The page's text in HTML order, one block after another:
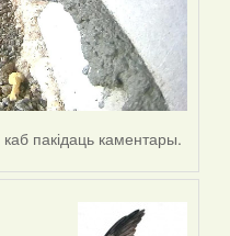
каб пакідаць каментары.